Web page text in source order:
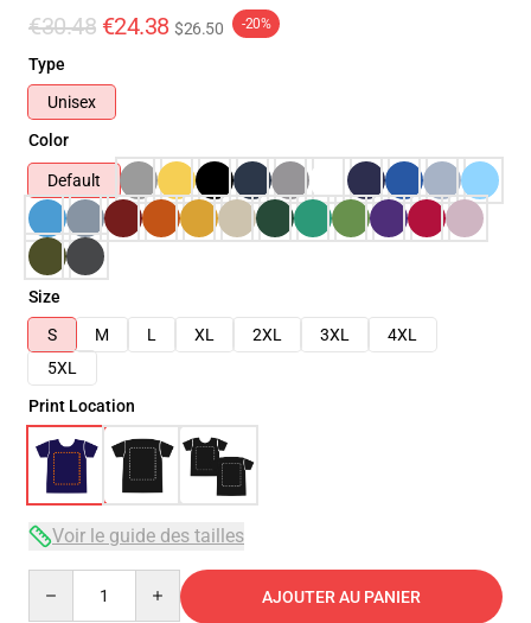
€30.48 €24.38 $26.50 -20%
Type
Unisex
Color
Default
Size
S
M L XL 2XL 3XL
4XL
5XL
Print Location
Voir le guide des tailles
AJOUTER AU PANIER